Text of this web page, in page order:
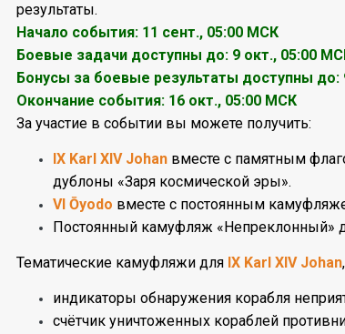
результаты.
Начало события: 11 сент., 05:00 МСК
Боевые задачи доступны до: 9 окт., 05:00
Бонусы за боевые результаты доступны до:
Окончание события: 16 окт., 05:00 МСК
За участие в событии вы можете получить:
IX Karl XIV Johan вместе с памятным
дублоны «Заря космической эры».
VI Ōyodo вместе с постоянным
Постоянный камуфляж «Непреклонный»
Тематические камуфляжи для IX Karl XIV Johan
индикаторы обнаружения корабля
счётчик уничтоженных кораблей